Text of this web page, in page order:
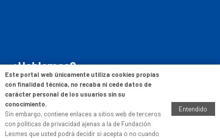
¿Hablamos?
C/ Manuel Altolaguirre, s/n. 09006 Burgos
Tel: 947 24 45 11
Fax: 947 22 10 98
Mail: fundacionlesmes@fundacionlesmes.org
Este portal web únicamente utiliza cookies propias
con finalidad técnica, no recaba ni cede datos de
carácter personal de los usuarios sin su
conocimiento.
Sin embargo, contiene enlaces a sitios web de terceros
con políticas de privacidad ajenas a la de Fundación
Lesmes que usted podrá decidir si acepta o no cuando
Entendido